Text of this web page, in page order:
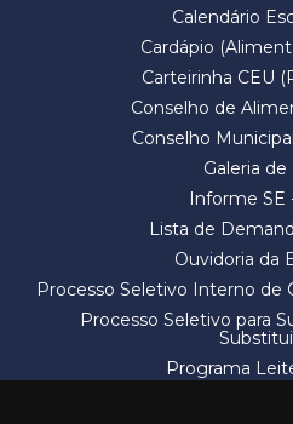
Calendário
Cardápio
Carteirinha CEU
Conselho de
Conselho
Galeria
Informe SE
Lista de
Ouvidoria da
Processo Seletivo Interno de
Processo Seletivo para
Programa